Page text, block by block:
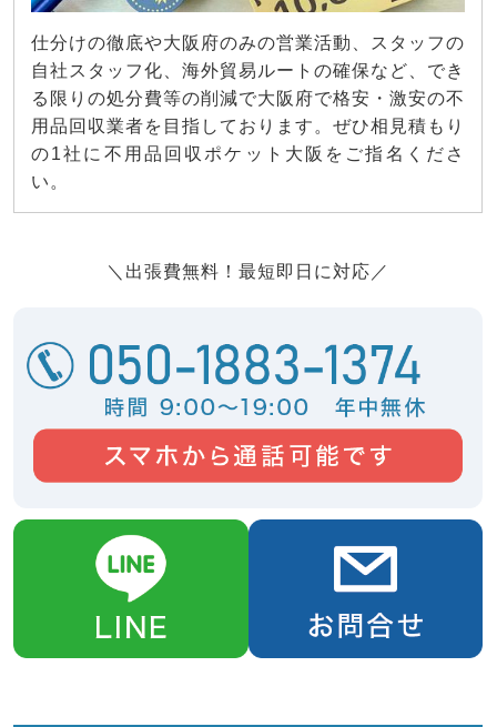
仕分けの徹底や大阪府のみの営業活動、スタッフの
自社スタッフ化、海外貿易ルートの確保など、でき
る限りの処分費等の削減で大阪府で格安・激安の不
用品回収業者を目指しております。ぜひ相見積もり
の1社に不用品回収ポケット大阪をご指名くださ
い。
＼出張費無料！最短即日に対応／